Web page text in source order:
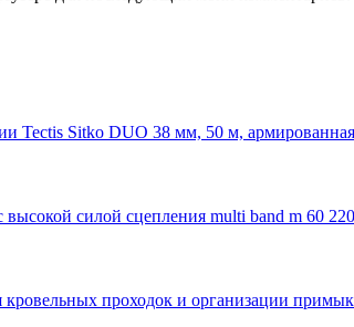
Tectis Sitko DUO 38 мм, 50 м,
высокой силой сцепления multi band m 60
кровельных проходок и организации